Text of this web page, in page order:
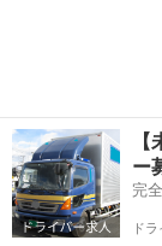
ー
完
ド